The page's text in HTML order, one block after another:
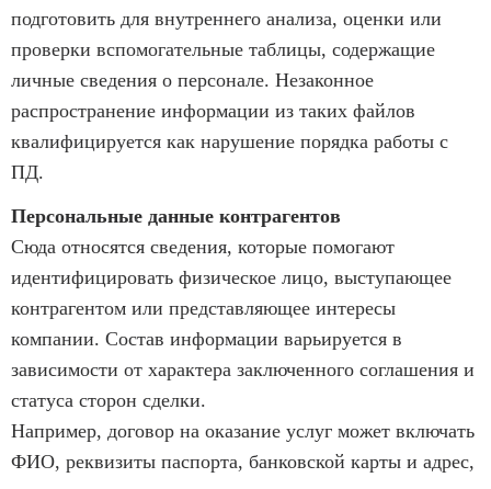
подготовить для внутреннего анализа, оценки или
проверки вспомогательные таблицы, содержащие
личные сведения о персонале. Незаконное
распространение информации из таких файлов
квалифицируется как нарушение порядка работы с
ПД.
Персональные данные контрагентов
Сюда относятся сведения, которые помогают
идентифицировать физическое лицо, выступающее
контрагентом или представляющее интересы
компании. Состав информации варьируется в
зависимости от характера заключенного соглашения и
статуса сторон сделки.
Например, договор на оказание услуг может включать
ФИО, реквизиты паспорта, банковской карты и адрес,